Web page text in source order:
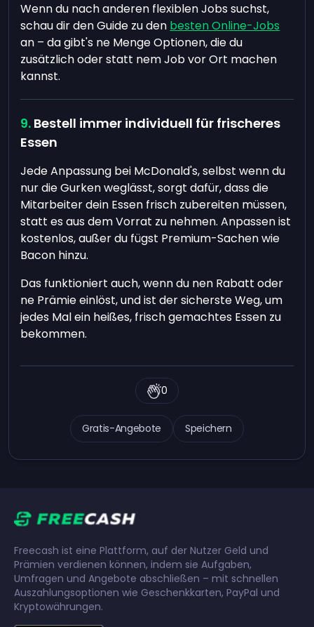
Wenn du nach anderen flexiblen Jobs suchst,
schau dir den Guide zu den besten Online-Jobs
an – da gibt's ne Menge Optionen, die du
zusätzlich oder statt nem Job vor Ort machen
kannst.
Bestell immer individuell für frischeres
Essen
Jede Anpassung bei McDonald's, selbst wenn du
nur die Gurken weglässt, sorgt dafür, dass die
Mitarbeiter dein Essen frisch zubereiten müssen,
statt es aus dem Vorrat zu nehmen. Anpassen ist
kostenlos, außer du fügst Premium-Sachen wie
Bacon hinzu.
Das funktioniert auch, wenn du nen Rabatt oder
ne Prämie einlöst, und ist der sicherste Weg, um
jedes Mal ein heißes, frisch gemachtes Essen zu
bekommen.
Gratis-Angebote Speichern
0
Freecash ist eine Plattform, auf der Nutzer Geld und
Prämien verdienen können, indem sie Aufgaben,
Umfragen und Angebote abschließen – mit schnellen
Auszahlungsoptionen wie Geschenkkarten, PayPal und
Kryptowährungen.